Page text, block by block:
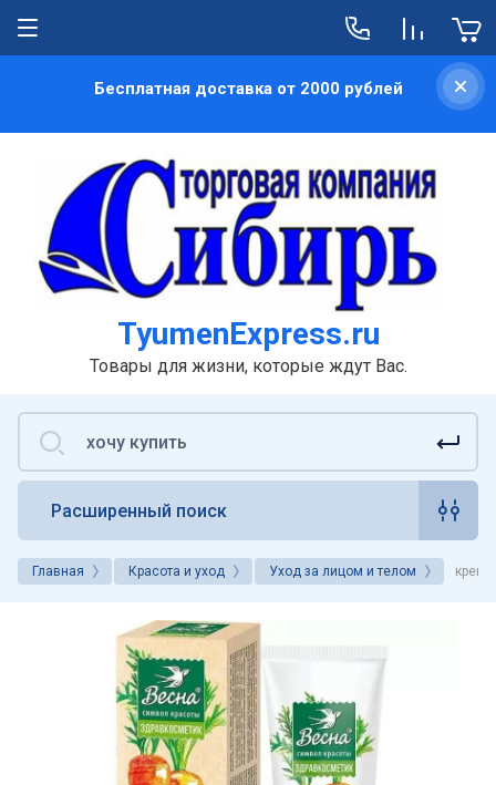
Бесплатная доставка от 2000 рублей
TyumenExpress.ru
Товары для жизни, которые ждут Вас.
Расширенный поиск
Главная Красота и уход Уход за лицом и телом крем